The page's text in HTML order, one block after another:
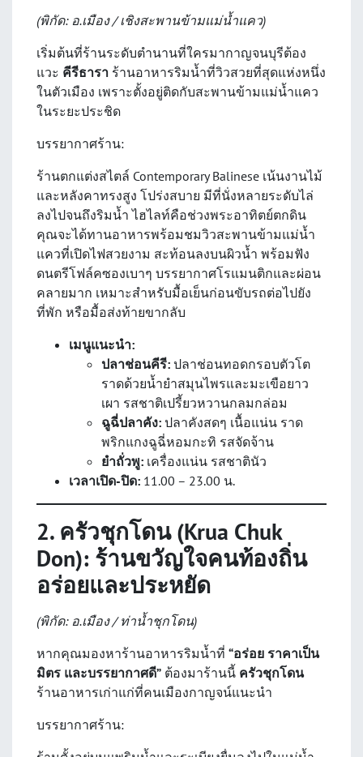
(พิกัด: อ.เมือง / เชิงสะพานข้ามแม่น้ำแคว)
เริ่มต้นที่ร้านระดับตำนานที่ใครมากาญจนบุรีต้อง
แวะ คีรีธารา ร้านอาหารริมน้ำที่วิวสวยที่สุดแห่งหนึ่ง
ในตัวเมือง เพราะตั้งอยู่ติดกับสะพานข้ามแม่น้ำแคว
ในระยะประชิด
บรรยากาศร้าน:
ร้านตกแต่งสไตล์ Contemporary Balinese เน้นงานไม้
และหลังคาทรงสูง โปร่งสบาย มีที่นั่งหลายระดับไล่
ลงไปจนถึงริมน้ำ ไฮไลท์คือช่วงพระอาทิตย์ตกดิน
คุณจะได้ทานอาหารพร้อมชมวิวสะพานข้ามแม่น้ำ
แควที่เปิดไฟสวยงาม สะท้อนลงบนผิวน้ำ พร้อมฟัง
ดนตรีโฟล์คซองเบาๆ บรรยากาศโรแมนติกและผ่อน
คลายมาก เหมาะสำหรับมื้อเย็นก่อนขับรถต่อไปยัง
ที่พัก หรือมื้อส่งท้ายขากลับ
เมนูแนะนำ:
ปลาช่อนคีรี: ปลาช่อนทอดกรอบตัวโต
ราดด้วยน้ำยำสมุนไพรและมะเขือยาว
เผา รสชาติเปรี้ยวหวานกลมกล่อม
ฉูฉี่ปลาคัง: ปลาคังสดๆ เนื้อแน่น ราด
พริกแกงฉูฉี่หอมกะทิ รสจัดจ้าน
ยำถั่วพู: เครื่องแน่น รสชาตินัว
เวลาเปิด-ปิด: 11.00 – 23.00 น.
2. ครัวชุกโดน (Krua Chuk
Don): ร้านขวัญใจคนท้องถิ่น
อร่อยและประหยัด
(พิกัด: อ.เมือง / ท่าน้ำชุกโดน)
หากคุณมองหาร้านอาหารริมน้ำที่ “อร่อย ราคาเป็น
มิตร และบรรยากาศดี” ต้องมาร้านนี้ ครัวชุกโดน
ร้านอาหารเก่าแก่ที่คนเมืองกาญจน์แนะนำ
บรรยากาศร้าน: